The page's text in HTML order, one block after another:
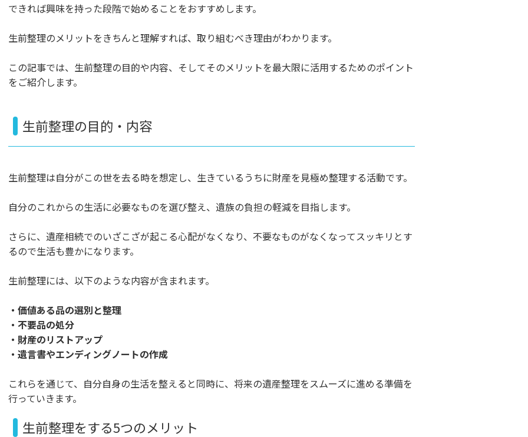
できれば興味を持った段階で始めることをおすすめします。
生前整理のメリットをきちんと理解すれば、取り組むべき理由がわかります。
この記事では、生前整理の目的や内容、そしてそのメリットを最大限に活用するためのポイント
をご紹介します。
生前整理の目的・内容
生前整理は自分がこの世を去る時を想定し、生きているうちに財産を見極め整理する活動です。
自分のこれからの生活に必要なものを選び整え、遺族の負担の軽減を目指します。
さらに、遺産相続でのいざこざが起こる心配がなくなり、不要なものがなくなってスッキリとす
るので生活も豊かになります。
生前整理には、以下のような内容が含まれます。
・価値ある品の選別と整理
・不要品の処分
・財産のリストアップ
・遺言書やエンディングノートの作成
これらを通じて、自分自身の生活を整えると同時に、将来の遺産整理をスムーズに進める準備を
行っていきます。
生前整理をする5つのメリット